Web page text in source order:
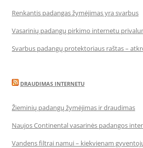
Renkantis padangas žymėjimas yra svarbus
Vasarinių padangų pirkimo internetu
Svarbus padangų protektoriaus raštas –
DRAUDIMAS INTERNETU
Žieminių padangų žymėjimas ir draudimas
Naujos Continental vasarinės padangos
Vandens filtrai namui – kiekvienam